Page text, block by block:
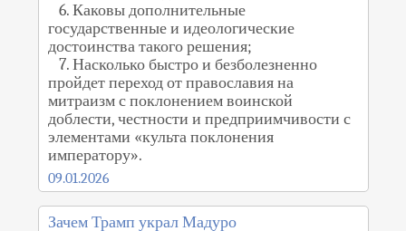
6. Каковы дополнительные
государственные и идеологические
достоинства такого решения;
7. Насколько быстро и безболезненно
пройдет переход от православия на
митраизм с поклонением воинской
доблести, честности и предприимчивости с
элементами «культа поклонения
императору».
09.01.2026
Зачем Трамп украл Мадуро